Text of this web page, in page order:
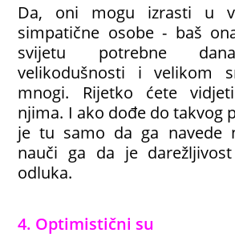
Da, oni mogu izrasti u
simpatične osobe - baš
svijetu potrebne
velikodušnosti i velikom
mnogi. Rijetko ćete
njima. I ako dođe do takvog
je tu samo da ga navede
nauči ga da je
odluka.
4. Optimistični su